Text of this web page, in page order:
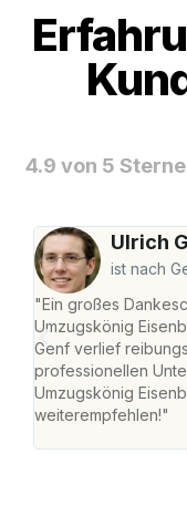
4.9 von 5
Ulrich
ist nach
"Ein großes
Umzugskönig
Genf verlief
professionellen
Umzugskönig
weiterempfehlen!"